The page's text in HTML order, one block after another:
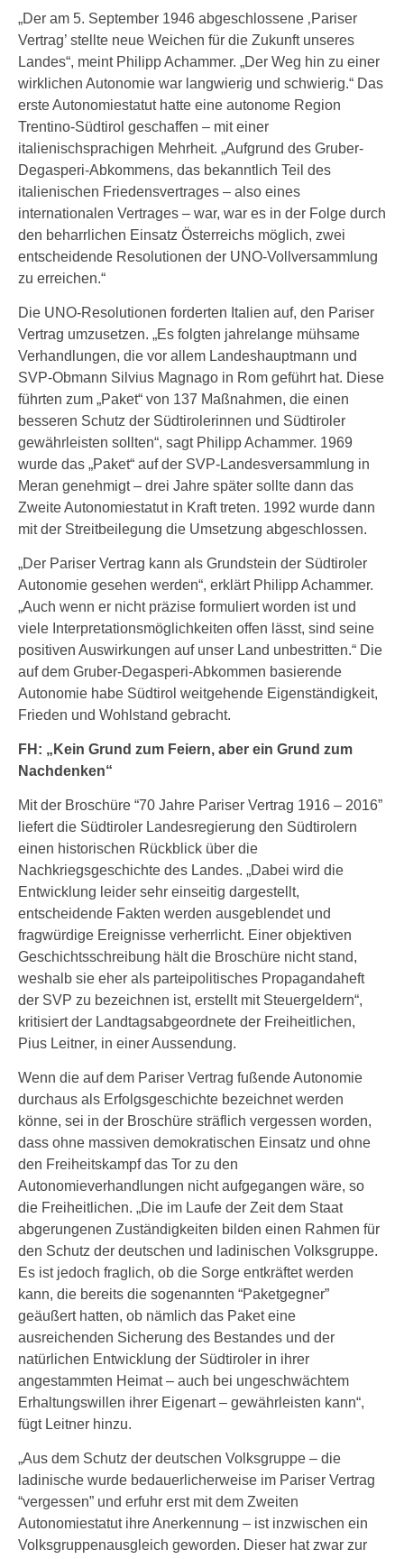
„Der am 5. September 1946 abgeschlossene ‚Pariser
Vertrag’ stellte neue Weichen für die Zukunft unseres
Landes“, meint Philipp Achammer. „Der Weg hin zu einer
wirklichen Autonomie war langwierig und schwierig.“ Das
erste Autonomiestatut hatte eine autonome Region
Trentino-Südtirol geschaffen – mit einer
italienischsprachigen Mehrheit. „Aufgrund des Gruber-
Degasperi-Abkommens, das bekanntlich Teil des
italienischen Friedensvertrages – also eines
internationalen Vertrages – war, war es in der Folge durch
den beharrlichen Einsatz Österreichs möglich, zwei
entscheidende Resolutionen der UNO-Vollversammlung
zu erreichen.“
Die UNO-Resolutionen forderten Italien auf, den Pariser
Vertrag umzusetzen. „Es folgten jahrelange mühsame
Verhandlungen, die vor allem Landeshauptmann und
SVP-Obmann Silvius Magnago in Rom geführt hat. Diese
führten zum „Paket“ von 137 Maßnahmen, die einen
besseren Schutz der Südtirolerinnen und Südtiroler
gewährleisten sollten“, sagt Philipp Achammer. 1969
wurde das „Paket“ auf der SVP-Landesversammlung in
Meran genehmigt – drei Jahre später sollte dann das
Zweite Autonomiestatut in Kraft treten. 1992 wurde dann
mit der Streitbeilegung die Umsetzung abgeschlossen.
„Der Pariser Vertrag kann als Grundstein der Südtiroler
Autonomie gesehen werden“, erklärt Philipp Achammer.
„Auch wenn er nicht präzise formuliert worden ist und
viele Interpretationsmöglichkeiten offen lässt, sind seine
positiven Auswirkungen auf unser Land unbestritten.“ Die
auf dem Gruber-Degasperi-Abkommen basierende
Autonomie habe Südtirol weitgehende Eigenständigkeit,
Frieden und Wohlstand gebracht.
FH: „Kein Grund zum Feiern, aber ein Grund zum
Nachdenken“
Mit der Broschüre “70 Jahre Pariser Vertrag 1916 – 2016”
liefert die Südtiroler Landesregierung den Südtirolern
einen historischen Rückblick über die
Nachkriegsgeschichte des Landes. „Dabei wird die
Entwicklung leider sehr einseitig dargestellt,
entscheidende Fakten werden ausgeblendet und
fragwürdige Ereignisse verherrlicht. Einer objektiven
Geschichtsschreibung hält die Broschüre nicht stand,
weshalb sie eher als parteipolitisches Propagandaheft
der SVP zu bezeichnen ist, erstellt mit Steuergeldern“,
kritisiert der Landtagsabgeordnete der Freiheitlichen,
Pius Leitner, in einer Aussendung.
Wenn die auf dem Pariser Vertrag fußende Autonomie
durchaus als Erfolgsgeschichte bezeichnet werden
könne, sei in der Broschüre sträflich vergessen worden,
dass ohne massiven demokratischen Einsatz und ohne
den Freiheitskampf das Tor zu den
Autonomieverhandlungen nicht aufgegangen wäre, so
die Freiheitlichen. „Die im Laufe der Zeit dem Staat
abgerungenen Zuständigkeiten bilden einen Rahmen für
den Schutz der deutschen und ladinischen Volksgruppe.
Es ist jedoch fraglich, ob die Sorge entkräftet werden
kann, die bereits die sogenannten “Paketgegner”
geäußert hatten, ob nämlich das Paket eine
ausreichenden Sicherung des Bestandes und der
natürlichen Entwicklung der Südtiroler in ihrer
angestammten Heimat – auch bei ungeschwächtem
Erhaltungswillen ihrer Eigenart – gewährleisten kann“,
fügt Leitner hinzu.
„Aus dem Schutz der deutschen Volksgruppe – die
ladinische wurde bedauerlicherweise im Pariser Vertrag
“vergessen” und erfuhr erst mit dem Zweiten
Autonomiestatut ihre Anerkennung – ist inzwischen ein
Volksgruppenausgleich geworden. Dieser hat zwar zur